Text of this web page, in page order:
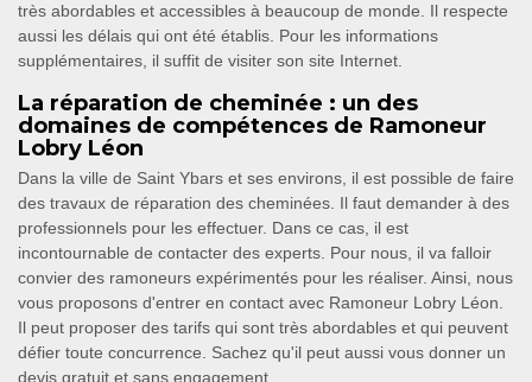
très abordables et accessibles à beaucoup de monde. Il respecte
aussi les délais qui ont été établis. Pour les informations
supplémentaires, il suffit de visiter son site Internet.
La réparation de cheminée : un des
domaines de compétences de Ramoneur
Lobry Léon
Dans la ville de Saint Ybars et ses environs, il est possible de faire
des travaux de réparation des cheminées. Il faut demander à des
professionnels pour les effectuer. Dans ce cas, il est
incontournable de contacter des experts. Pour nous, il va falloir
convier des ramoneurs expérimentés pour les réaliser. Ainsi, nous
vous proposons d'entrer en contact avec Ramoneur Lobry Léon.
Il peut proposer des tarifs qui sont très abordables et qui peuvent
défier toute concurrence. Sachez qu'il peut aussi vous donner un
devis gratuit et sans engagement.